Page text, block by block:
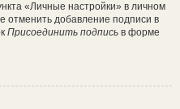
«Личные настройки» в личном
отменить добавление подписи в
Присоединить подпись в форме